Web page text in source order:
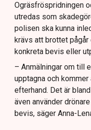
Ogräsfröspridningen
utredas som
polisen ska kunna
krävs att brottet
konkreta bevis eller
– Anmälningar om till
upptagna och
efterhand. Det är
även använder
bevis, säger Anna-